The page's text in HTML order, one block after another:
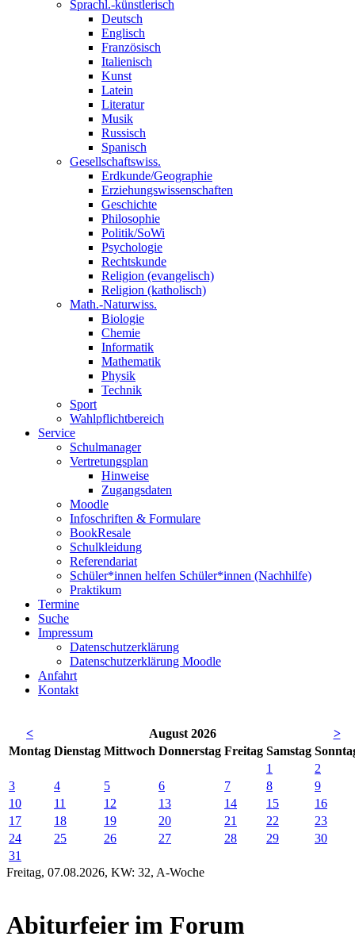
Sprachl.-künstlerisch
Deutsch
Englisch
Französisch
Italienisch
Kunst
Latein
Literatur
Musik
Russisch
Spanisch
Gesellschaftswiss.
Erdkunde/Geographie
Erziehungswissenschaften
Geschichte
Philosophie
Politik/SoWi
Psychologie
Rechtskunde
Religion (evangelisch)
Religion (katholisch)
Math.-Naturwiss.
Biologie
Chemie
Informatik
Mathematik
Physik
Technik
Sport
Wahlpflichtbereich
Service
Schulmanager
Vertretungsplan
Hinweise
Zugangsdaten
Moodle
Infoschriften & Formulare
BookResale
Schulkleidung
Referendariat
Schüler*innen helfen Schüler*innen (Nachhilfe)
Praktikum
Termine
Suche
Impressum
Datenschutzerklärung
Datenschutzerklärung Moodle
Anfahrt
Kontakt
< August 2026
>
Montag Dienstag Mittwoch Donnerstag Freitag Samstag So
1
2
3
4 5 6 7 8
9
10
11 12 13 14 15
16
17
18 19 20 21 22
23
24
25 26 27 28 29
30
31
Freitag, 07.08.2026, KW: 32, A-Woche
Abiturfeier im Forum